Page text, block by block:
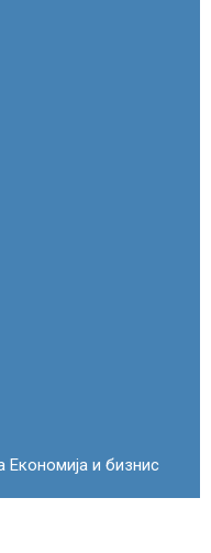
Економија и бизнис